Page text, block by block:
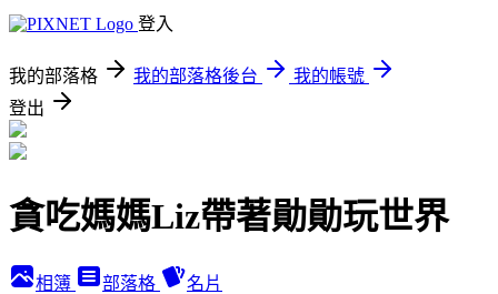
登入
我的部落格 我的部落格後台
我的帳號
登出
貪吃媽媽Liz帶著勛勛玩世界
相簿 部落格 名片